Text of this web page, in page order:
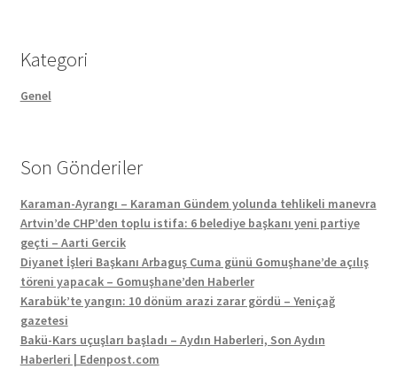
Kategori
Genel
Son Gönderiler
Karaman-Ayrangı – Karaman Gündem yolunda tehlikeli manevra
Artvin’de CHP’den toplu istifa: 6 belediye başkanı yeni partiye
geçti – Aarti Gercik
Diyanet İşleri Başkanı Arbaguş Cuma günü Gomuşhane’de açılış
töreni yapacak – Gomuşhane’den Haberler
Karabük’te yangın: 10 dönüm arazi zarar gördü – Yeniçağ
gazetesi
Bakü-Kars uçuşları başladı – Aydın Haberleri, Son Aydın
Haberleri | Edenpost.com